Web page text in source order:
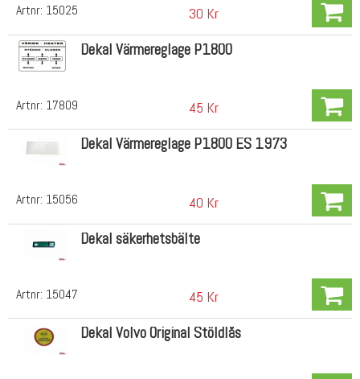
Artnr: 15025 30 Kr
Artnr: 17809
Dekal Värmereglage P1800
45 Kr
Artnr: 15056
Dekal Värmereglage P1800 ES 1973
40 Kr
Artnr: 15047
Dekal säkerhetsbälte
45 Kr
Dekal Volvo Original Stöldlås